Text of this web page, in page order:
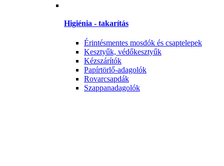
Higiénia - takarítás
Érintésmentes mosdók és csaptelepek
Kesztyűk, védőkesztyűk
Kézszárítók
Papírtörlő-adagolók
Rovarcsapdák
Szappanadagolók